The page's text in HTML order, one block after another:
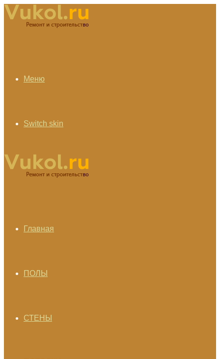
Меню
Switch skin
Главная
ПОЛЫ
СТЕНЫ